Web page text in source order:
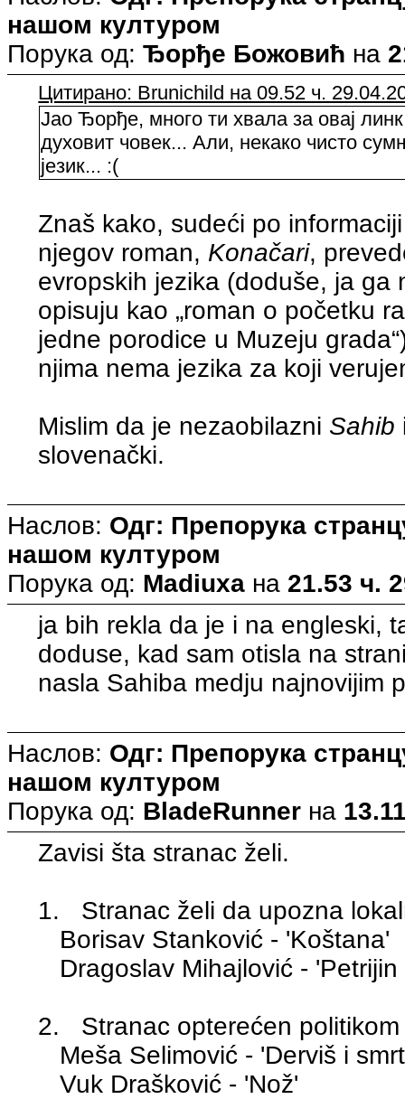
нашом културом
Порука од: Ђорђе Божовић на
Цитирано: Brunichild на 09.52 ч.
Јао Ђорђе, много ти хвала за овај
духовит човек... Али, некако чисто
језик... :(
Znaš kako, sudeći po
njegov roman, Konačari,
evropskih jezika (doduše, ja ga
opisuju kao „roman o početku
jedne porodice u Muzeju
njima nema jezika za koji
Mislim da je nezaobilazni Sahib
slovenački.
Наслов: Одг: Препорука
нашом културом
Порука од: Madiuxa на 21.53 ч.
ja bih rekla da je i na engleski,
doduse, kad sam otisla na
nasla Sahiba medju najnovijim
Наслов: Одг: Препорука
нашом културом
Порука од: BladeRunner на
Zavisi šta stranac želi.
1. Stranac želi da upozna
Borisav Stanković - 'Koštana'
Dragoslav Mihajlović - 'Petrijin
2. Stranac opterećen politikom
Meša Selimović - 'Derviš i
Vuk Drašković - 'Nož'